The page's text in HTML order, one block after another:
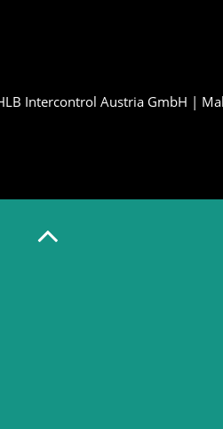
Intercontrol Austria GmbH |